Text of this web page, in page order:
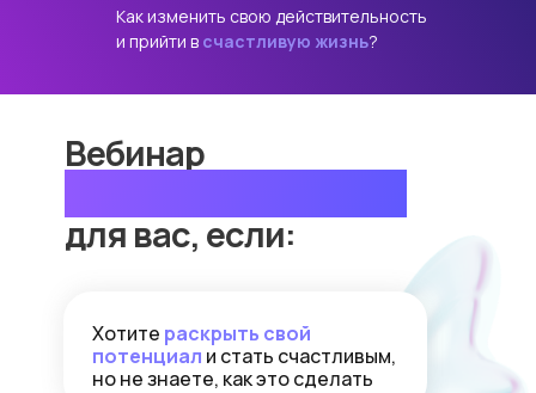
Как изменить свою действительность
и прийти в счастливую жизнь?
Хотите раскрыть свой
потенциал и стать счастливым,
но не знаете, как это сделать
Вебинар
для вас, если: